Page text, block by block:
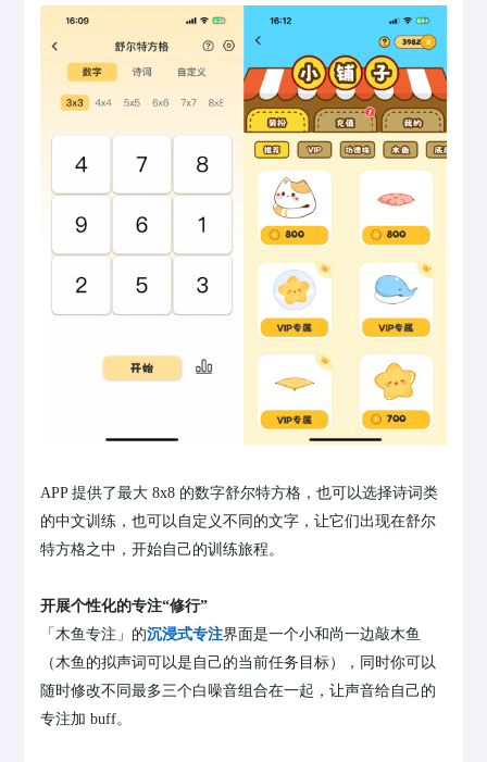
APP 提供了最大 8x8 的数字舒尔特方格，也可以选择诗词类
的中文训练，也可以自定义不同的文字，让它们出现在舒尔
特方格之中，开始自己的训练旅程。
开展个性化的专注“修行”
「木鱼专注」的沉浸式专注界面是一个小和尚一边敲木鱼
（木鱼的拟声词可以是自己的当前任务目标），同时你可以
随时修改不同最多三个白噪音组合在一起，让声音给自己的
专注加 buff。